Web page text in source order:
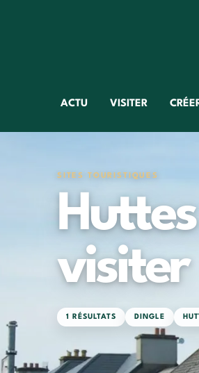
ACTU VISITER
SITES TOURISTIQUES
visiter
1 RÉSULTATS DINGLE